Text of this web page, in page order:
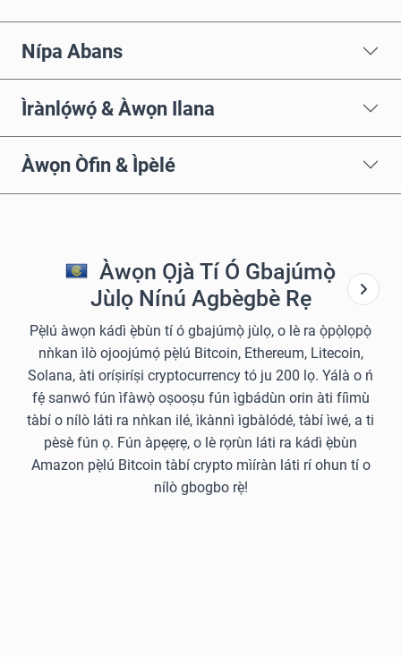
Nípa Abans
Ìrànlọ́wọ́ & Àwọn Ilana
Àwọn Òfin & Ìpèlé
Àwọn Ọjà Tí Ó Gbajúmọ̀
Jùlọ Nínú Agbègbè Rẹ
Pẹ̀lú àwọn kádì ẹ̀bùn tí ó gbajúmọ̀ jùlọ, o lè ra ọ̀pọ̀lọpọ̀
nǹkan ìlò ojoojúmọ́ pẹ̀lú Bitcoin, Ethereum, Litecoin,
Solana, àti oríṣiríṣi cryptocurrency tó ju 200 lọ. Yálà o ń
fẹ́ sanwó fún ìfàwọ̀ oṣooṣu fún ìgbádùn orin àti fíìmù
tàbí o nílò láti ra nǹkan ilé, ìkànnì ìgbàlódé, tàbí ìwé, a ti
pèsè fún ọ. Fún àpẹẹrẹ, o lè rọrùn láti ra kádì ẹ̀bùn
Amazon pẹ̀lú Bitcoin tàbí crypto mìíràn láti rí ohun tí o
nílò gbogbo rẹ̀!